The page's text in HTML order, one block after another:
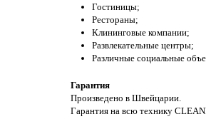
Гостиницы;
Рестораны;
Клининговые компании;
Развлекательные центры;
Различные социальные
Гарантия
Произведено в Швейцарии.
Гарантия на всю технику